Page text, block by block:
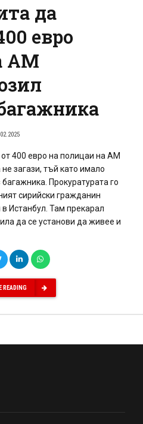
да
евро
АМ
400 евро на полицаи на АМ
загази, тъй като имало
Прокуратурата го
сирийски гражданин
Истанбул. Там прекарал
да се установи да живее и
READING